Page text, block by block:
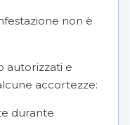
non è
autorizzati e
accortezze:
durante